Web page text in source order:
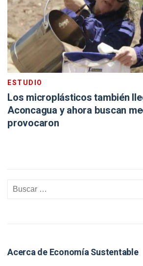
ESTUDIO
Los microplásticos también
Aconcagua y ahora buscan
provocaron
Acerca de Economía Sustentable